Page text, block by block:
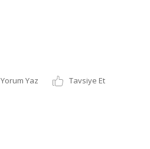
Yorum Yaz
Tavsiye Et